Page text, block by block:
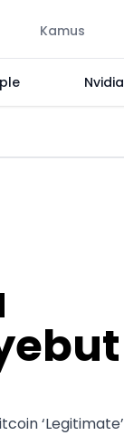
Kamus
Nvidia
‘Legitimate’